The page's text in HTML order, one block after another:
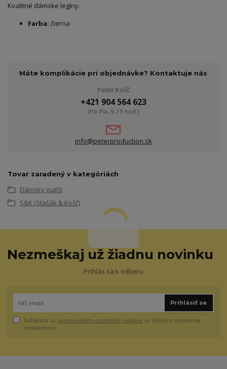
Kvalitné dámske legíny.
Farba: čierna
Máte komplikácie pri objednávke? Kontaktuje nás
Peter Košč
+421 904 564 623
(Po-Pia, 9-19 hod.)
info@peterproduction.sk
Tovar zaradený v kategóriách
Dámsky outfit
S&K (Stašák & Košč)
Nezmeškaj už žiadnu novinku
Prihlás sa k odberu
Prihlásiť sa
Súhlasím so spracovaním osobných údajov za účelom zasielania
newslettera.